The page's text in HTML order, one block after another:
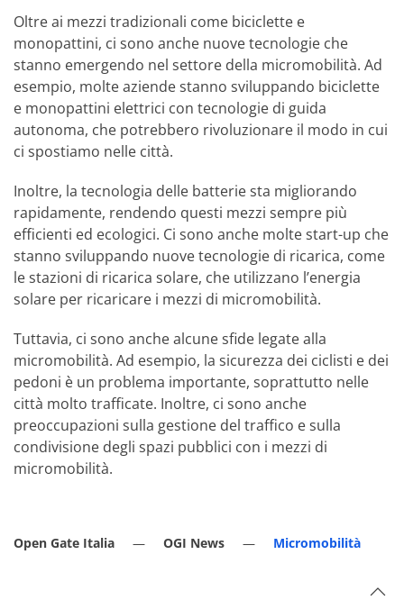
Oltre ai mezzi tradizionali come biciclette e
monopattini, ci sono anche nuove tecnologie che
stanno emergendo nel settore della micromobilità. Ad
esempio, molte aziende stanno sviluppando biciclette
e monopattini elettrici con tecnologie di guida
autonoma, che potrebbero rivoluzionare il modo in cui
ci spostiamo nelle città.
Inoltre, la tecnologia delle batterie sta migliorando
rapidamente, rendendo questi mezzi sempre più
efficienti ed ecologici. Ci sono anche molte start-up che
stanno sviluppando nuove tecnologie di ricarica, come
le stazioni di ricarica solare, che utilizzano l’energia
solare per ricaricare i mezzi di micromobilità.
Tuttavia, ci sono anche alcune sfide legate alla
micromobilità. Ad esempio, la sicurezza dei ciclisti e dei
pedoni è un problema importante, soprattutto nelle
città molto trafficate. Inoltre, ci sono anche
preoccupazioni sulla gestione del traffico e sulla
condivisione degli spazi pubblici con i mezzi di
micromobilità.
Open Gate Italia OGI News Micromobilità